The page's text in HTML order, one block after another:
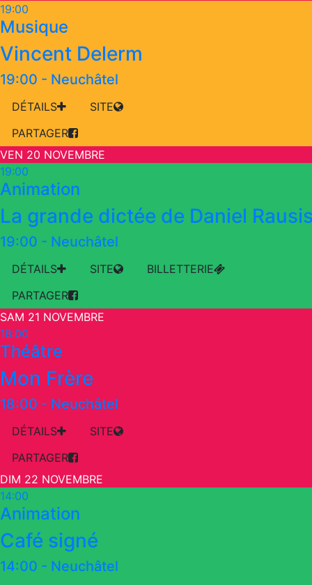
19:00
Musique
Vincent Delerm
19:00 - Neuchâtel
DÉTAILS
SITE
PARTAGER
VEN 20 NOVEMBRE
19:00
Animation
La grande dictée de Daniel
19:00 - Neuchâtel
DÉTAILS SITE
BILLETTERIE
PARTAGER
SAM 21 NOVEMBRE
18:00
Théâtre
Mon Frère
18:00 - Neuchâtel
DÉTAILS
SITE
PARTAGER
DIM 22 NOVEMBRE
14:00
Animation
Café signé
14:00 - Neuchâtel